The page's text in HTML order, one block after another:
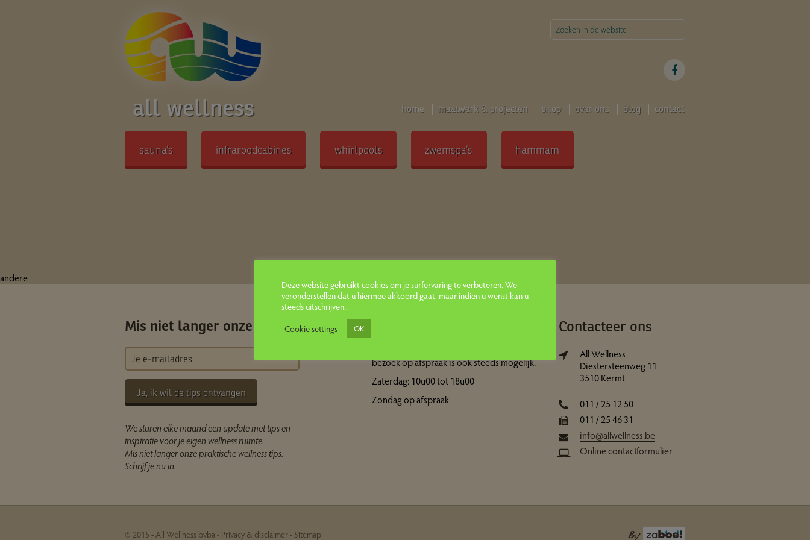
all wellness home maatwerk & projecten shop over ons blog contact
sauna’s infraroodcabines whirlpools zwemspa’s hammam
andere
Mis niet langer onze tips
Ja, ik wil de tips ontvangen
We sturen elke maand een update met tips en
inspiratie voor je eigen wellness ruimte.
Mis niet langer onze praktische wellness tips.
Schrijf je nu in.
bezoek op afspraak is ook steeds mogelijk.
Zaterdag: 10u00 tot 18u00
Zondag op afspraak
Contacteer ons
All Wellness
Diestersteenweg 11
3510 Kermt
011 / 25 12 50
011 / 25 46 31
info@allwellness.be
Online contactformulier
© 2015 - All Wellness bvba - Privacy & disclaimer- Sitemap
Deze website gebruikt cookies om je surfervaring te verbeteren. We
veronderstellen dat u hiermee akkoord gaat, maar indien u wenst kan u
steeds uitschrijven..
Cookie settings
OK